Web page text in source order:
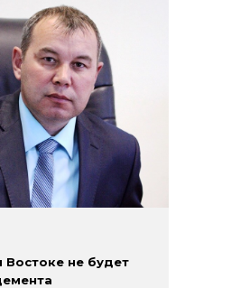
Востоке не будет